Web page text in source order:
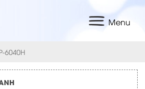
Menu
6040H